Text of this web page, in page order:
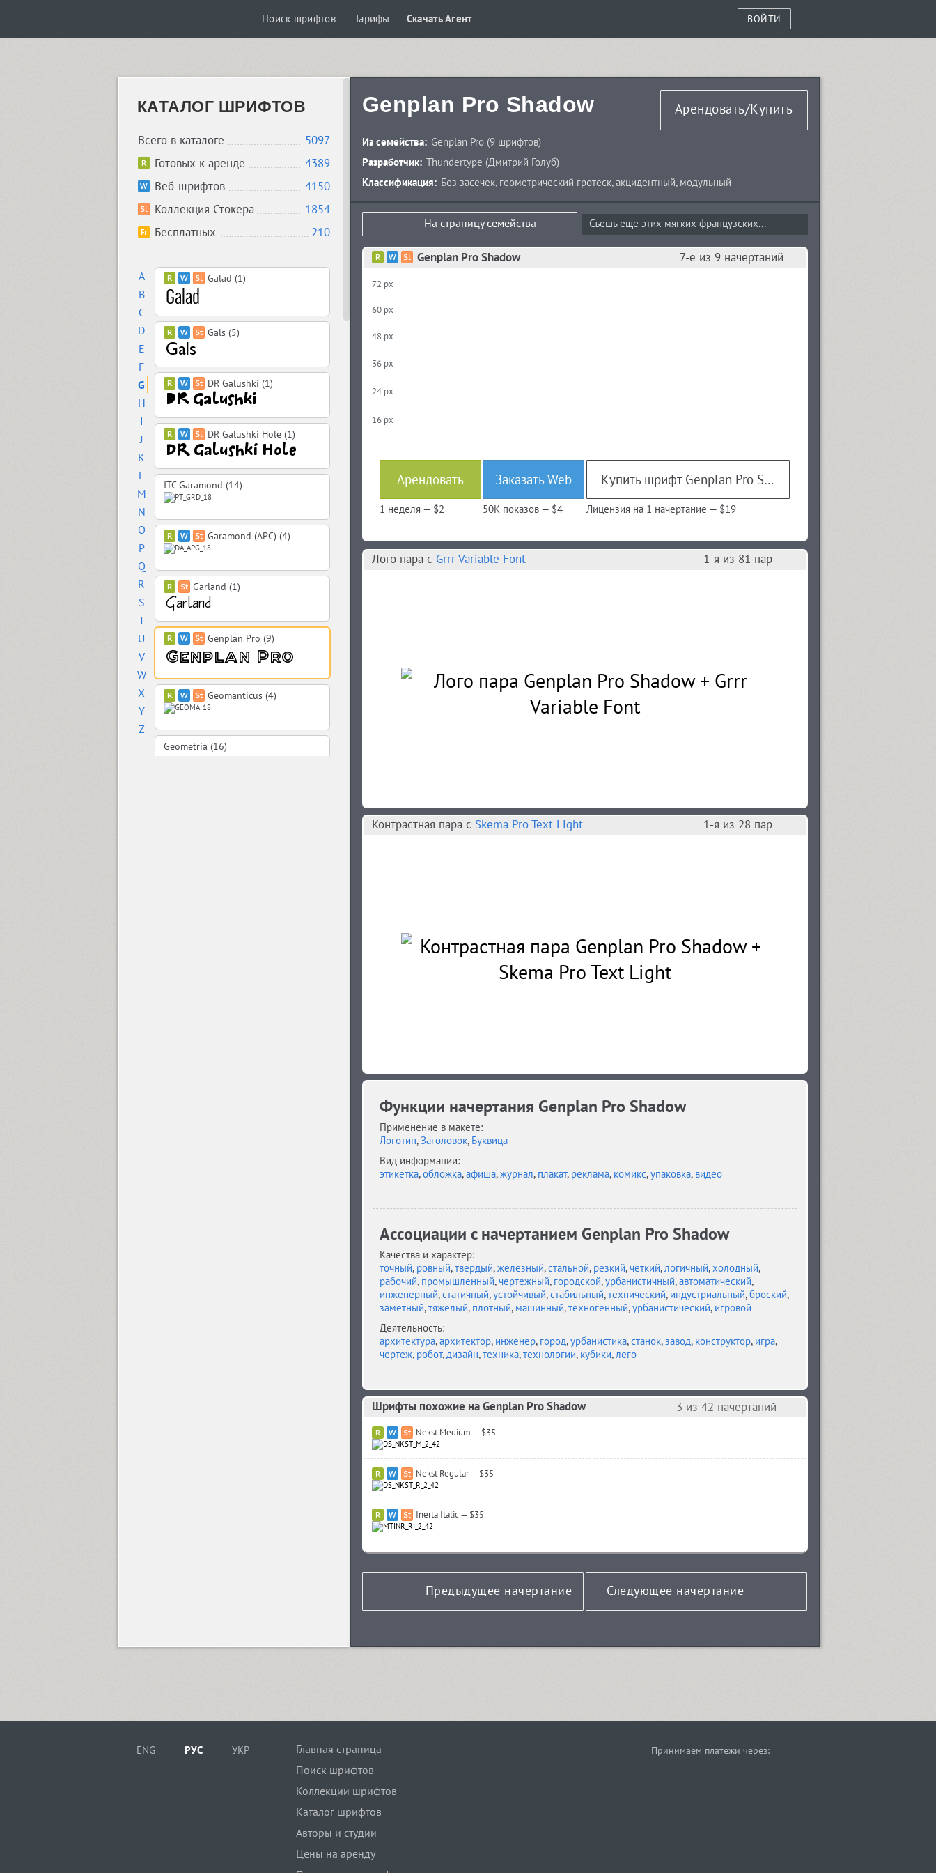
Поиск шрифтов Тарифы Скачать Агент ВОЙТИ
КАТАЛОГ ШРИФТОВ
Всего в каталоге
5097
Готовых к аренде
4389
Веб-шрифтов
4150
Коллекция Стокера
1854
Бесплатных
210
A
B
C
D
E
F
G
H
I
J
K
L
M
N
O
P
Q
R
S
T
U
V
W
X
Y
Z
Galad (1)
Gals (5)
DR Galushki (1)
DR Galushki Hole (1)
ITC Garamond (14)
Garamond (APC) (4)
Garland (1)
Genplan Pro (9)
Geomanticus (4)
Geometria (16)
Guenter (4)
Genplan Pro Shadow Арендовать/Купить
Из семейства: Genplan Pro (9 шрифтов)
Разработчик: Thundertype (Дмитрий Голуб)
Классификация: Без засечек, геометрический гротеск,акцидентный, модульный
На страницу семейства Съешь еще этих мягких французских...
Genplan Pro Shadow 7-е из 9 начертаний
72 px
60 px
48 px
36 px
24 px
16 px
Арендовать
1 неделя — $2
Заказать Web
50K показов — $4
Купить шрифт Genplan Pro Shadow
Лицензия на 1 начертание — $19
Лого пара c Grrr Variable Font 1-я из 81 пар
Контрастная пара c Skema Pro Text Light 1-я из 28 пар
Функции начертания Genplan Pro Shadow
Применение в макете:
Логотип,Заголовок, Буквица
Вид информации:
этикетка,обложка,афиша,журнал, плакат, реклама, комикс,упаковка, видео
Ассоциации c начертанием Genplan Pro Shadow
Качества и характер:
точный, ровный,твердый,железный,стальной, резкий,четкий,логичный,холодный,
рабочий, промышленный,чертежный, городской,урбанистичный,автоматический,
инженерный,статичный,устойчивый,стабильный,технический, индустриальный,броский,
заметный,тяжелый, плотный, машинный,техногенный,урбанистический, игровой
Деятельность:
архитектура,архитектор, инженер, город,урбанистика,станок,завод, конструктор, игра,
чертеж, робот,дизайн,техника,технологии, кубики,лего
Шрифты похожие на Genplan Pro Shadow 3 из 42 начертаний
Nekst Medium — $35
Nekst Regular — $35
Inerta Italic — $35
Предыдущее начертание Следующее начертание
ENG РУС УКР
Главная страница
Поиск шрифтов
Коллекции шрифтов
Каталог шрифтов
Авторы и студии
Цены на аренду
Принимаем платежи через: